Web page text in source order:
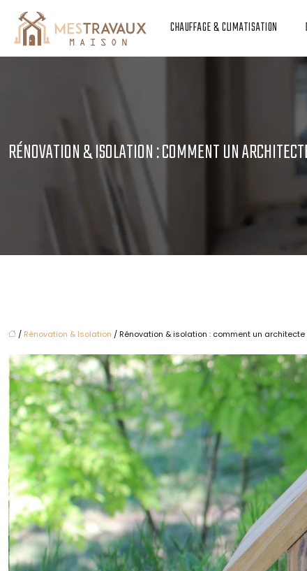
CHAUFFAGE & CLIMATISATION
RÉNOVATION & ISOLATION : COMMENT UN
/ Rénovation & Isolation / Rénovation & isolation : comment un